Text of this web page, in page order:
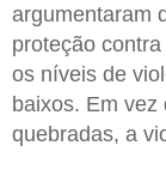
argumentaram
proteção
os níveis de
baixos. Em vez
quebradas, a